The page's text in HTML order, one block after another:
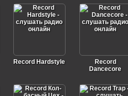
Record Hardstyle
Record
Dancecore